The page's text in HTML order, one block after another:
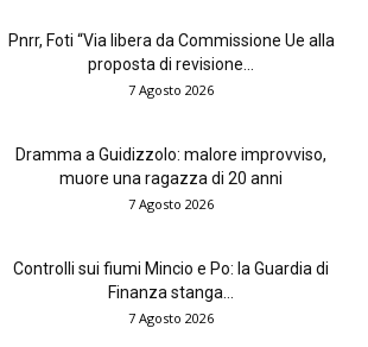
Pnrr, Foti “Via libera da Commissione Ue alla
proposta di revisione...
7 Agosto 2026
Dramma a Guidizzolo: malore improvviso,
muore una ragazza di 20 anni
7 Agosto 2026
Controlli sui fiumi Mincio e Po: la Guardia di
Finanza stanga...
7 Agosto 2026